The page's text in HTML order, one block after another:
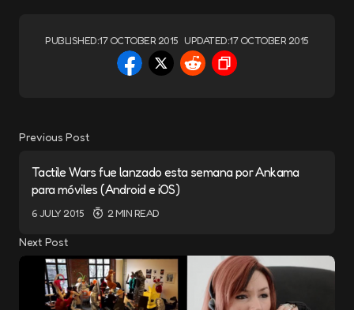
PUBLISHED:17 OCTOBER 2015 UPDATED:17 OCTOBER 2015
Previous Post
Tactile Wars fue lanzado esta semana por Ankama
para móviles (Android e iOS)
6 JULY 2015 2 MIN READ
Next Post